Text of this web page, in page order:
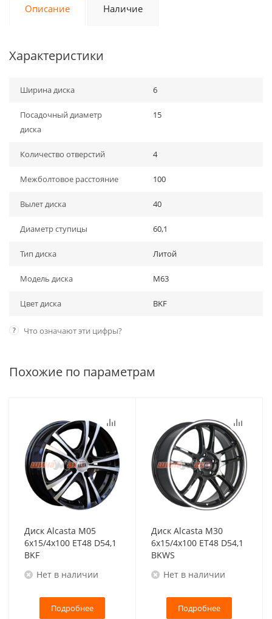
Описание Наличие
Характеристики
Ширина диска 6
Посадочный диаметр
диска
15
Количество отверстий 4
Межболтовое расстояние 100
Вылет диска 40
Диаметр ступицы 60,1
Тип диска Литой
Модель диска M63
Цвет диска BKF
? Что означают эти цифры?
Похожие по параметрам
Диск Alcasta M05
6x15/4x100 ET48 D54,1
BKF
Нет в наличии
Подробнее
Диск Alcasta M30
6x15/4x100 ET48 D54,1
BKWS
Нет в наличии
Подробнее